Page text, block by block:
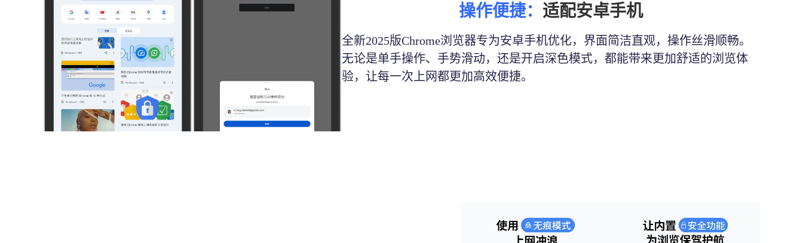
操作便捷： 适配安卓手机
全新2025版Chrome浏览器专为安卓手机优化，界面简洁直观，操作丝滑顺畅。
无论是单手操作、手势滑动，还是开启深色模式，都能带来更加舒适的浏览体
验，让每一次上网都更加高效便捷。